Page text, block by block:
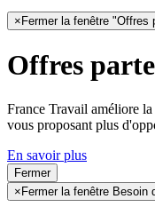
× Fermer la fenêtre "Offres
Offres
France Travail améliore
vous proposant plus
En savoir plus
Fermer
×Fermer la fenêtre Besoin